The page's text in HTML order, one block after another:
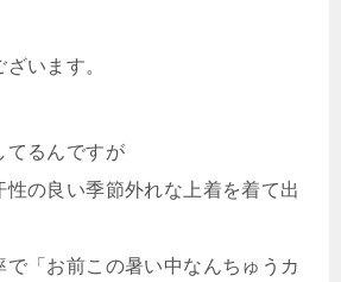
います。
てるんですが
の良い季節外れな上着を着て出
「お前この暑い中なんちゅうカ